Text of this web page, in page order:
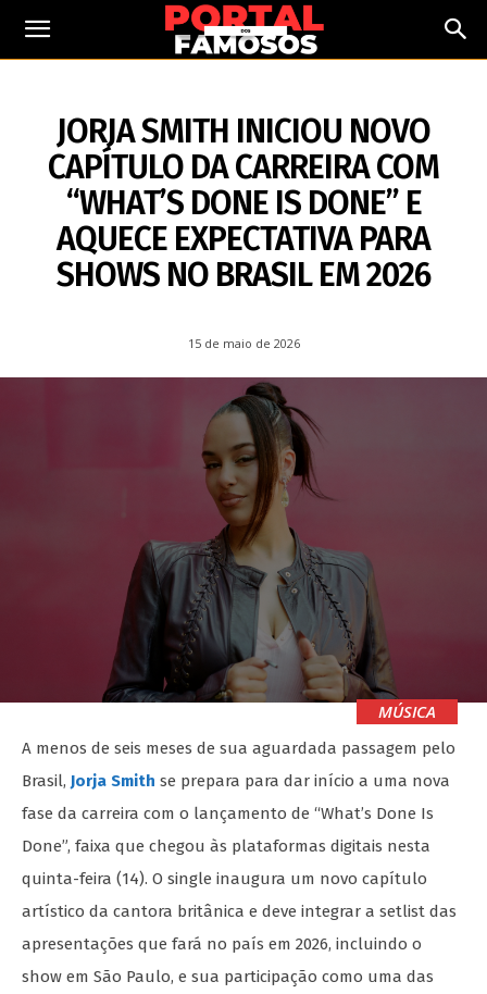
15 DE MAIO DE 2026
JORJA SMITH INICIOU NOVO
CAPÍTULO DA CARREIRA COM
“WHAT’S DONE IS DONE” E
AQUECE EXPECTATIVA PARA
SHOWS NO BRASIL EM 2026
15 de maio de 2026
MÚSICA
A menos de seis meses de sua aguardada passagem pelo
Brasil, Jorja Smith se prepara para dar início a uma nova
fase da carreira com o lançamento de “What’s Done Is
Done”, faixa que chegou às plataformas digitais nesta
quinta-feira (14). O single inaugura um novo capítulo
artístico da cantora britânica e deve integrar a setlist das
apresentações que fará no país em 2026, incluindo o
show em São Paulo, e sua participação como uma das